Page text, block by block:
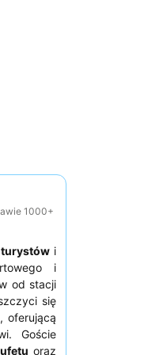
1000+
turystówi
i
od stacji
się
oferującą
Goście
oraz